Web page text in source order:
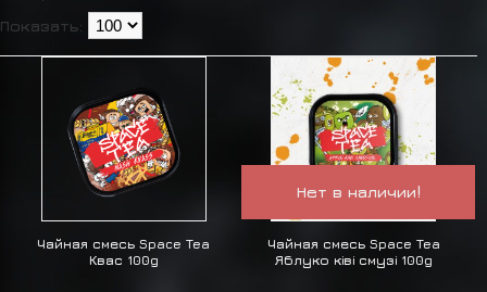
Показать:
Чайная смесь Space Tea
Квас 100g
Нет в наличии!
Чайная смесь Space Tea
Яблуко ківі смузі 100g